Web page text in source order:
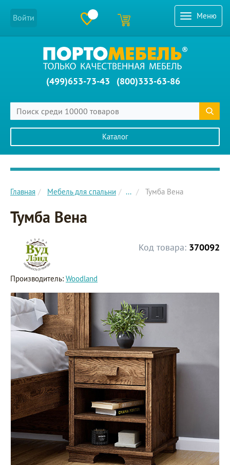
Меню
Войти
(499)653-73-43 (800)333-63-86
Каталог
Главное меню сайта
Главная Мебель для спальни ... Тумба Вена
Тумба Вена
Код товара: 370092
Производитель: Woodland